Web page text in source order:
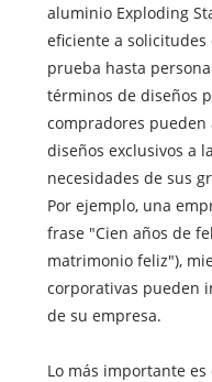
aluminio Exploding
eficiente a
prueba hasta
términos de diseños
compradores pueden
diseños exclusivos a
necesidades de sus
Por ejemplo, una
frase "Cien años de
matrimonio feliz"),
corporativas pueden
de su empresa.
Lo más importante